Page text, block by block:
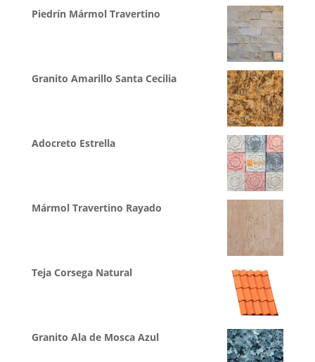
Piedrín Mármol Travertino
Granito Amarillo Santa Cecilia
Adocreto Estrella
Mármol Travertino Rayado
Teja Corsega Natural
Granito Ala de Mosca Azul